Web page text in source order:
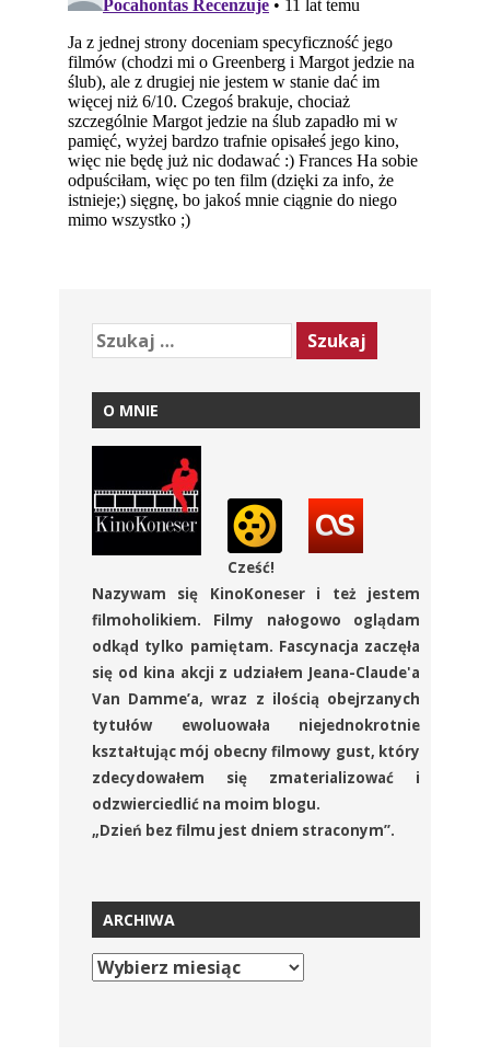
O MNIE
Cześć!
Nazywam się KinoKoneser i też jestem
filmoholikiem. Filmy nałogowo oglądam
odkąd tylko pamiętam. Fascynacja zaczęła
się od kina akcji z udziałem Jeana-Claude'a
Van Damme’a, wraz z ilością obejrzanych
tytułów ewoluowała niejednokrotnie
kształtując mój obecny filmowy gust, który
zdecydowałem się zmaterializować i
odzwierciedlić na moim blogu.
„Dzień bez filmu jest dniem straconym”.
ARCHIWA